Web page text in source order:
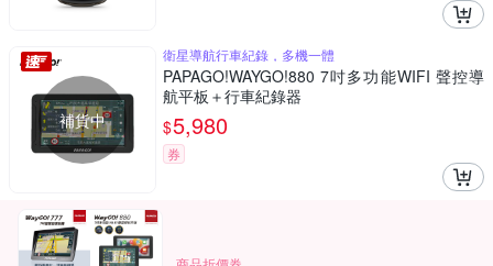
補貨中
衛星導航行車紀錄，多機一體
PAPAGO!WAYGO!880 7吋多功能WIFI 聲控導
航平板＋行車紀錄器
$5,980
券